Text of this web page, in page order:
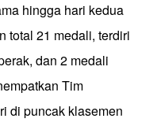
hingga hari kedua
total 21 medali, terdiri
dan 2 medali
Tim
di puncak klasemen